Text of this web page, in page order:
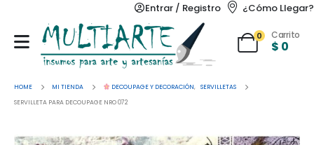
Entrar / Registro ¿Cómo Llegar?
0 Carrito
$ 0
HOME MI TIENDA DECOUPAGE Y DECORACIÓN, SERVILLETAS
SERVILLETA PARA DECOUPAGE NRO 072